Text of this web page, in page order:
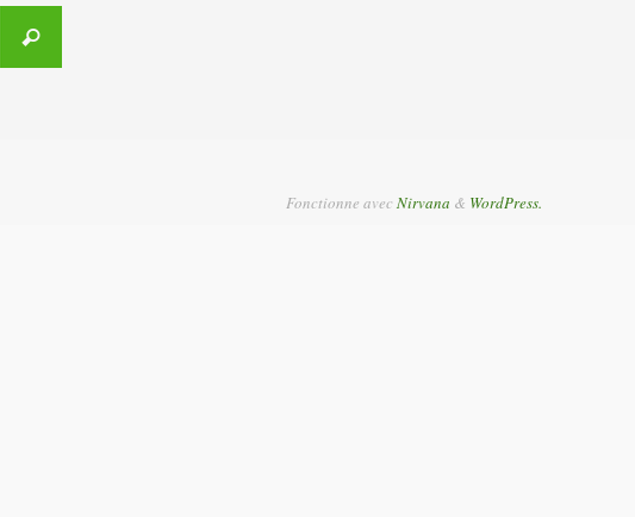
Recherche
Fonctionne avec Nirvana & WordPress.